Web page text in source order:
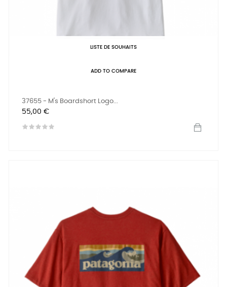
LISTE DE SOUHAITS
ADD TO COMPARE
37655 - M's Boardshort Logo...
Prix
55,00 €